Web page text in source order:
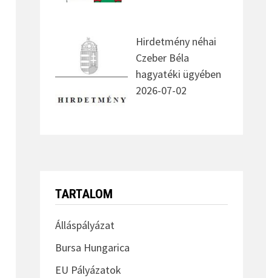
Hirdetmény néhai
Czeber Béla
hagyatéki ügyében
2026-07-02
TARTALOM
Álláspályázat
Bursa Hungarica
EU Pályázatok